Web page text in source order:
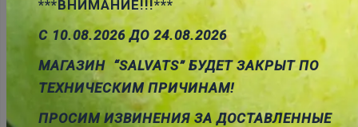
Pievienot
***ВНИМАНИЕ!!!***
С 10.08.2026 ДО 24.08.2026
МАГАЗИН “SALVATS” БУДЕТ ЗАКРЫТ ПО
ТЕХНИЧЕСКИМ ПРИЧИНАМ!
ПРОСИМ ИЗВИНЕНИЯ ЗА ДОСТАВЛЕННЫЕ